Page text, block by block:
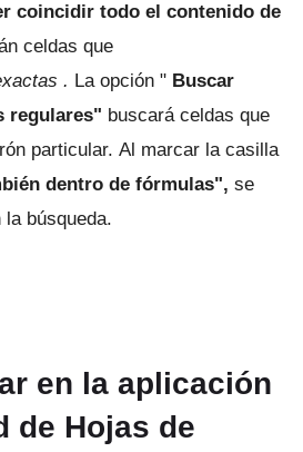
coincidir todo el contenido de
celdas que
. La opción " Buscar
regulares" buscará celdas que
particular. Al marcar la casilla
dentro de fórmulas", se
búsqueda.
en la aplicación
de Hojas de